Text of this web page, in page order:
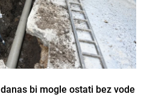
bi mogle ostati bez vode